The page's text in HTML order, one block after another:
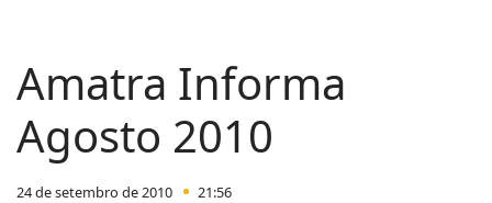
Amatra Informa
Agosto 2010
24 de setembro de 2010 21:56